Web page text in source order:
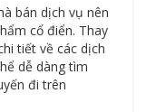
bán dịch vụ nên
cổ điển. Thay
tiết về các dịch
dễ dàng tìm
đi trên